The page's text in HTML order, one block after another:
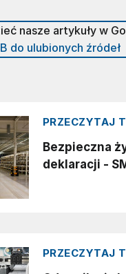
nasze artykuły w
do ulubionych źródeł